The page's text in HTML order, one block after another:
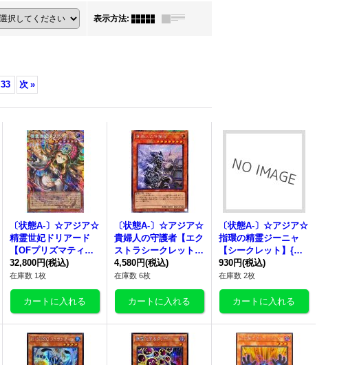
表示方法:
33 次 »
〔状態A-〕☆アジア☆
精霊世妃ドリアード
【OFプリズマティッ
クシークレット】{ア
ジアBETB-JP028}
《モンスター》
32,800円(税込)
在庫数 1枚
〔状態A-〕☆アジア☆
貴婦人の守護者【エク
ストラシークレット】
{アジアWPP7-JP077}
《モンスター》
4,580円(税込)
在庫数 6枚
〔状態A-〕☆アジア☆
指環の精霊ジーニャ
【シークレット】{ア
ジアWPP7-JP049}
《モンスター》
930円(税込)
在庫数 2枚